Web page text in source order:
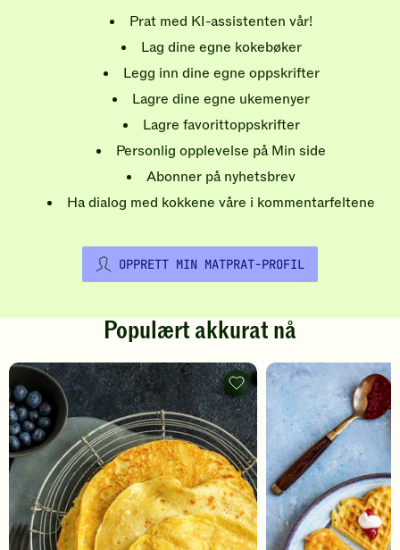
Prat med KI-assistenten vår!
Lag dine egne kokebøker
Legg inn dine egne oppskrifter
Lagre dine egne ukemenyer
Lagre favorittoppskrifter
Personlig opplevelse på Min side
Abonner på nyhetsbrev
Ha dialog med kokkene våre i kommentarfeltene
OPPRETT MIN MATPRAT-PROFIL
Populært akkurat nå
Pannekaker
-
legg
til
favoritter